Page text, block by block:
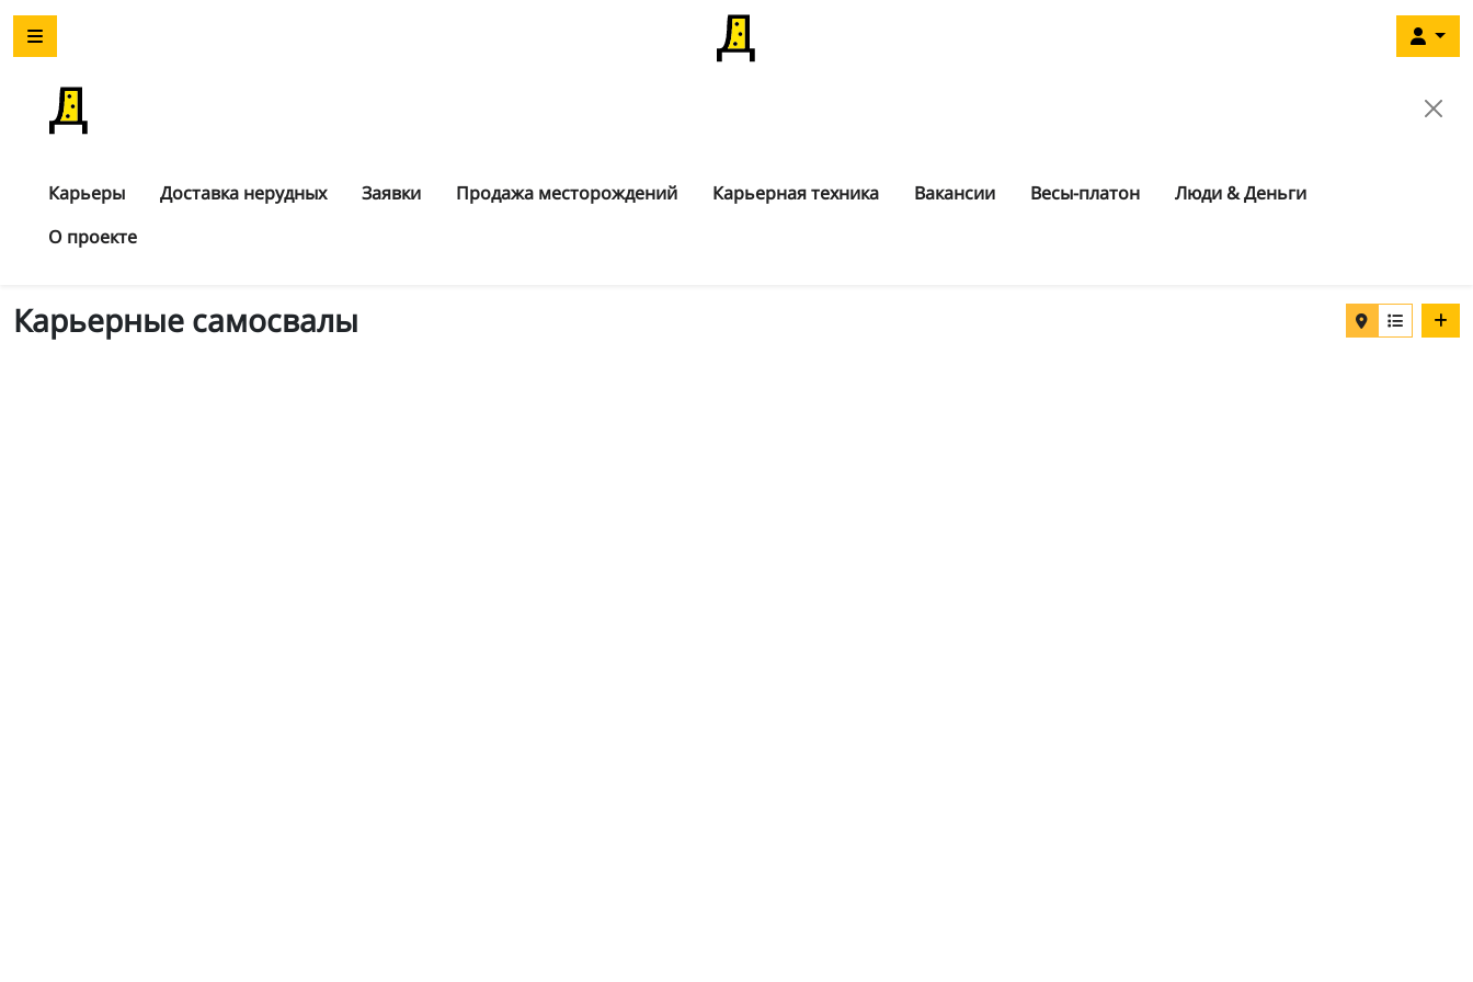
Карьеры Доставка нерудных Заявки Продажа месторождений Карьерная техника Вакансии Весы-платон
Люди & Деньги
О проекте
Карьерные самосвалы